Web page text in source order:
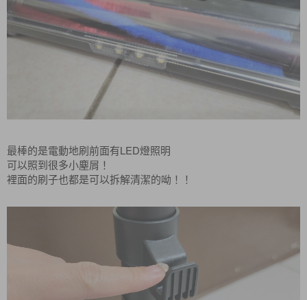
最棒的是電動地刷前面有LED燈照明
可以照到很多小塵屑！
裡面的刷子也都是可以拆解清潔的呦 ！！